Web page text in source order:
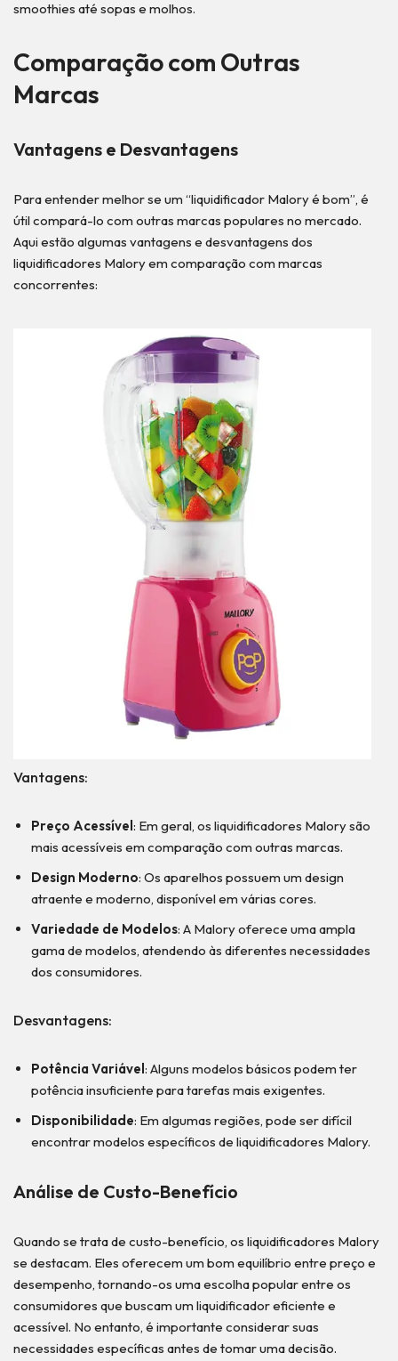
smoothies até sopas e molhos.
Comparação com Outras
Marcas
Vantagens e Desvantagens
Para entender melhor se um “liquidificador Malory é bom”, é
útil compará-lo com outras marcas populares no mercado.
Aqui estão algumas vantagens e desvantagens dos
liquidificadores Malory em comparação com marcas
concorrentes:
Vantagens:
Preço Acessível: Em geral, os liquidificadores Malory são
mais acessíveis em comparação com outras marcas.
Design Moderno: Os aparelhos possuem um design
atraente e moderno, disponível em várias cores.
Variedade de Modelos: A Malory oferece uma ampla
gama de modelos, atendendo às diferentes necessidades
dos consumidores.
Desvantagens:
Potência Variável: Alguns modelos básicos podem ter
potência insuficiente para tarefas mais exigentes.
Disponibilidade: Em algumas regiões, pode ser difícil
encontrar modelos específicos de liquidificadores Malory.
Análise de Custo-Benefício
Quando se trata de custo-benefício, os liquidificadores Malory
se destacam. Eles oferecem um bom equilíbrio entre preço e
desempenho, tornando-os uma escolha popular entre os
consumidores que buscam um liquidificador eficiente e
acessível. No entanto, é importante considerar suas
necessidades específicas antes de tomar uma decisão.